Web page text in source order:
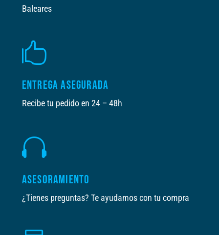
Baleares

ENTREGA ASEGURADA
Recibe tu pedido en 24 – 48h

ASESORAMIENTO
¿Tienes preguntas? Te ayudamos con tu compra